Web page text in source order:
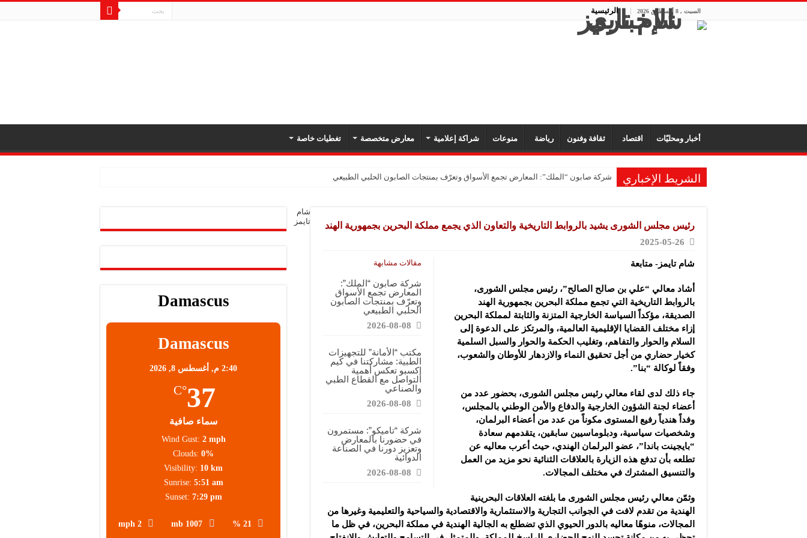
السبت , 8 أغسطس 2026 الرئيسية
أخبار ومحليّات اقتصاد ثقافة وفنون رياضة منوعات شراكة إعلامية معارض متخصصة تغطيات خاصة
الشريط الإخباري شركة صابون “الملك”: المعارض تجمع الأسواق وتعرّف بمنتجات الصابون الحلبي الطبيعي
مجموعة “العملاق” الصناعية: نسعى لتعزيز حضور منتجاتنا في السوق السورية وتقديم منتجات ذات قيمة وجودة عالية
شركة “دلجين قلب الحياة”: معرض كيم إكسبو فرصة للتعريف بالمنتجات الطبيعية والوصول إلى شريحة أوسع من العملاء
الجمعية الكيميائية السورية: تعزيز حضور الكيمياء في الصناعة ودعم التنافسية بين المنتجات المحلية
رئيس مجلس الشورى يشيد بالروابط التاريخية والتعاون الذي يجمع مملكة البحرين بجمهورية الهند
2025-05-26
مقالات مشابهة
شركة صابون “الملك”:
المعارض تجمع الأسواق
وتعرّف بمنتجات الصابون
الحلبي الطبيعي
2026-08-08
مكتب “الأمانة” للتجهيزات
الطبية: مشاركتنا في كيم
إكسبو تعكس أهمية
التواصل مع القطاع الطبي
والصناعي
2026-08-08
شركة “تاميكو”: مستمرون
في حضورنا بالمعارض
وتعزيز دورنا في الصناعة
الدوائية
2026-08-08
شام تايمز- متابعة
أشاد معالي “علي بن صالح الصالح”، رئيس مجلس الشورى،
بالروابط التاريخية التي تجمع مملكة البحرين بجمهورية الهند
الصديقة، مؤكداً السياسة الخارجية المتزنة والثابتة لمملكة البحرين
إزاء مختلف القضايا الإقليمية العالمية، والمرتكز على الدعوة إلى
السلام والحوار والتفاهم، وتغليب الحكمة والحوار والسبل السلمية
كخيار حضاري من أجل تحقيق النماء والازدهار للأوطان والشعوب،
وفقاً لوكالة “بنا”.
جاء ذلك لدى لقاء معالي رئيس مجلس الشورى، بحضور عدد من
أعضاء لجنة الشؤون الخارجية والدفاع والأمن الوطني بالمجلس،
وفداً هندياً رفيع المستوى مكوناً من عدد من أعضاء البرلمان،
وشخصيات سياسية، ودبلوماسيين سابقين، يتقدمهم سعادة
“بايجينت باندا”، عضو البرلمان الهندي، حيث أعرب معاليه عن
تطلعه بأن تدفع هذه الزيارة بالعلاقات الثنائية نحو مزيد من العمل
والتنسيق المشترك في مختلف المجالات.
وثمّن معالي رئيس مجلس الشورى ما بلغته العلاقات البحرينية
الهندية من تقدم لافت في الجوانب التجارية والاستثمارية والاقتصادية والسياحية والتعليمية وغيرها من
المجالات، منوهًا معاليه بالدور الحيوي الذي تضطلع به الجالية الهندية في مملكة البحرين، في ظل ما
Damascus
Damascus
2:40 م, أغسطس 8, 2026
37
°C
سماء صافية
21 %
1007 mb
2 mph
Wind Gust: 2 mph
Clouds: 0%
Visibility: 10 km
Sunrise: 5:51 am
Sunset: 7:29 pm
شام
تايمز